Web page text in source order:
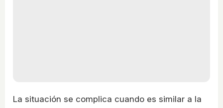
La situación se complica cuando es similar a la